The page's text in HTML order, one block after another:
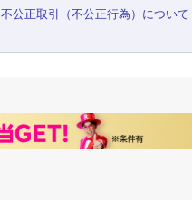
不公正取引（不公正行為）について